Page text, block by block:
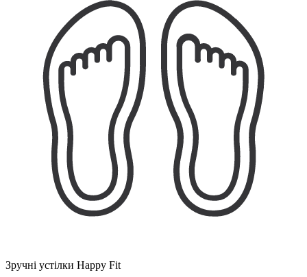
Зручні устілки Happy Fit